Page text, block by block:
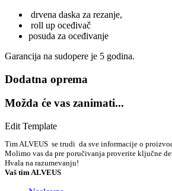
drvena daska za rezanje,
roll up oceđivač
posuda za oceđivanje
Garancija na sudopere je 5 godina.
Dodatna oprema
Možda će vas zanimati...
Edit Template
Tim ALVEUS se trudi da sve informacije o
Molimo vas da pre poručivanja proverite ključne
Hvala na razumevanju!
Vaš tim ALVEUS